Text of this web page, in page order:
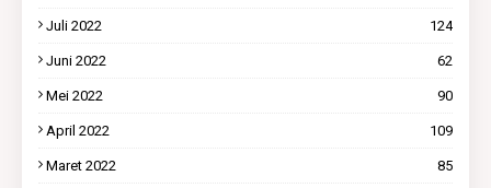
Juli 2022 124
Juni 2022 62
Mei 2022 90
April 2022 109
Maret 2022 85